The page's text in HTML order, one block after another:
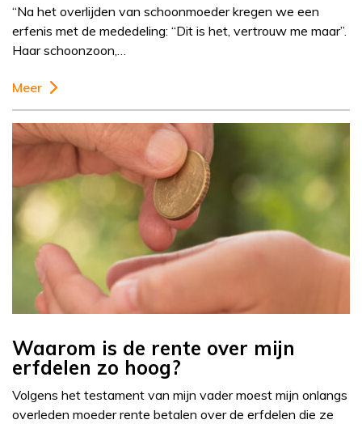
“Na het overlijden van schoonmoeder kregen we een
erfenis met de mededeling: “Dit is het, vertrouw me maar”.
Haar schoonzoon,…
Meer
Waarom is de rente over mijn
erfdelen zo hoog?
Volgens het testament van mijn vader moest mijn onlangs
overleden moeder rente betalen over de erfdelen die ze